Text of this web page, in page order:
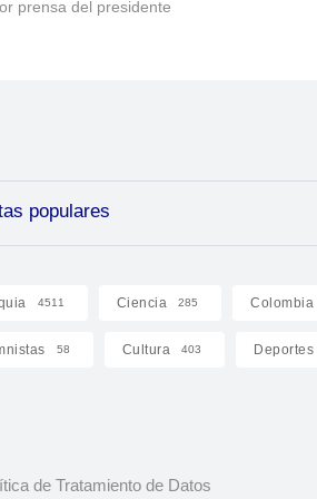
prensa del presidente
populares
4511 Ciencia 285 Colombia
58 Cultura 403 Deportes
de Tratamiento de Datos